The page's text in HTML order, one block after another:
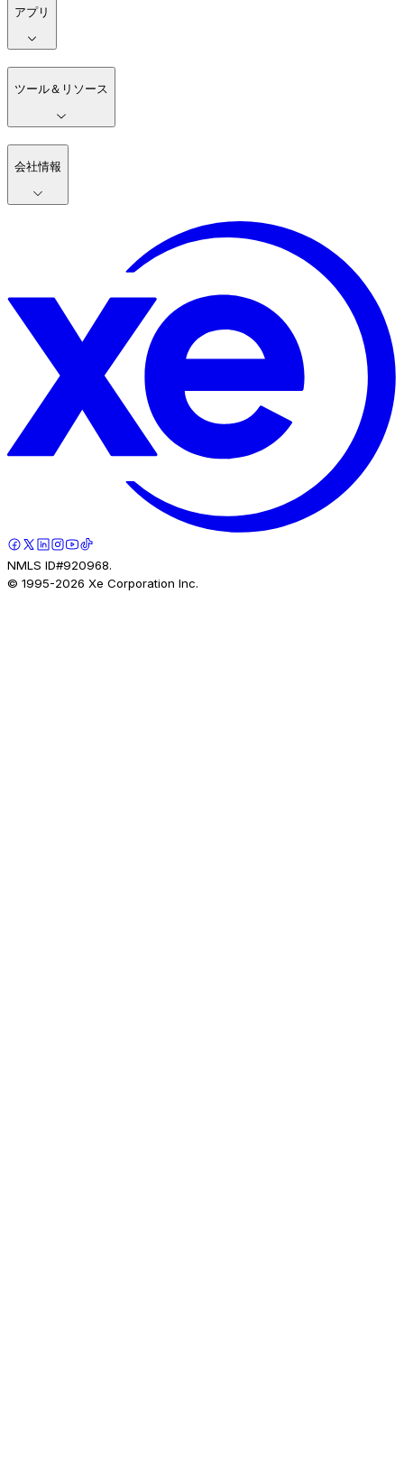
アプリ
ツール＆リソース
会社情報
NMLS ID#920968.
© 1995-2026 Xe Corporation Inc.